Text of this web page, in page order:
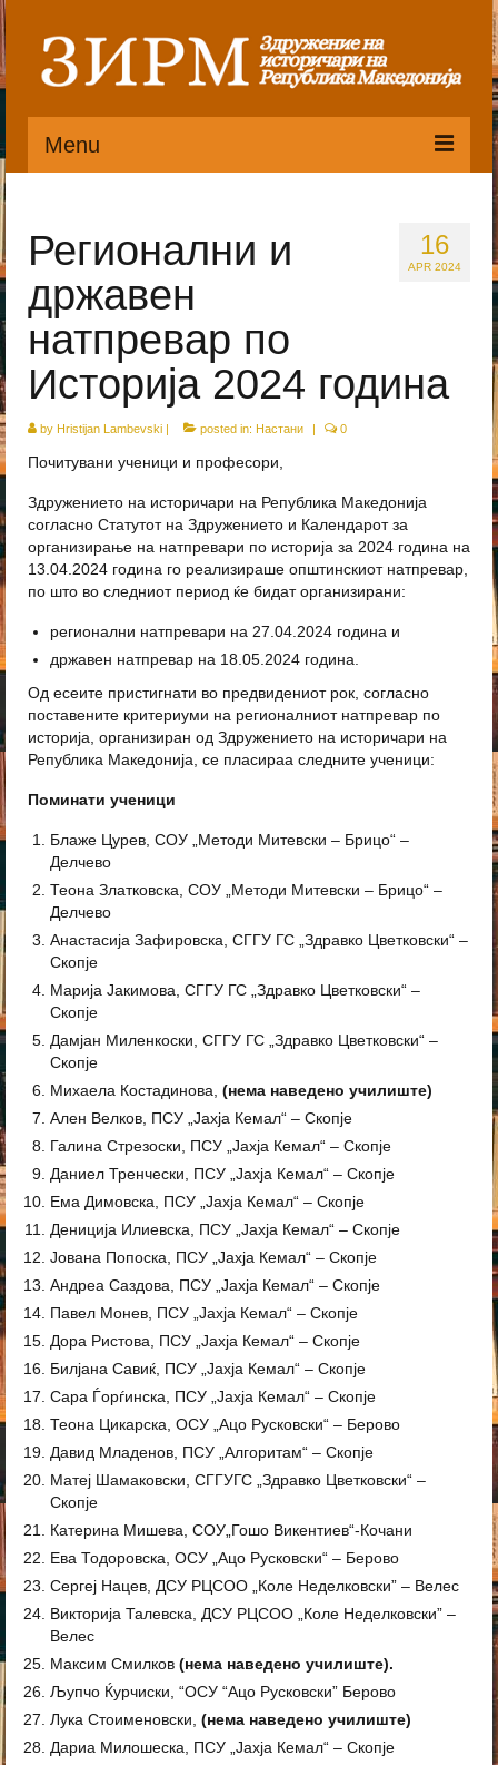
Menu
Органи
Претседателство
Статут
Публикации
Пристапница
16
APR 2024
Регионални и
државен
натпревар по
Историја 2024 година
by Hristijan Lambevski | posted in: Настани | 0
Почитувани ученици и професори,
Здружението на историчари на Република Македонија
согласно Статутот на Здружението и Календарот за
организирање на натпревари по историја за 2024 година на
13.04.2024 година го реализираше општинскиот натпревар,
по што во следниот период ќе бидат организирани:
регионални натпревари на 27.04.2024 година и
државен натпревар на 18.05.2024 година.
Од есеите пристигнати во предвидениот рок, согласно
поставените критериуми на регионалниот натпревар по
историја, организиран од Здружението на историчари на
Република Македонија, се пласираа следните ученици:
Поминати ученици
Блаже Цурев, СОУ „Методи Митевски – Брицо“ –
Делчево
Теона Златковска, СОУ „Методи Митевски – Брицо“ –
Делчево
Анастасија Зафировска, СГГУ ГС „Здравко Цветковски“ –
Скопје
Марија Јакимова, СГГУ ГС „Здравко Цветковски“ –
Скопје
Дамјан Миленкоски, СГГУ ГС „Здравко Цветковски“ –
Скопје
Михаела Костадинова, (нема наведено училиште)
Ален Велков, ПСУ „Јахја Кемал“ – Скопје
Галина Стрезоски, ПСУ „Јахја Кемал“ – Скопје
Даниел Тренчески, ПСУ „Јахја Кемал“ – Скопје
Ема Димовска, ПСУ „Јахја Кемал“ – Скопје
Дениција Илиевска, ПСУ „Јахја Кемал“ – Скопје
Јована Попоска, ПСУ „Јахја Кемал“ – Скопје
Андреа Саздова, ПСУ „Јахја Кемал“ – Скопје
Павел Монев, ПСУ „Јахја Кемал“ – Скопје
Дора Ристова, ПСУ „Јахја Кемал“ – Скопје
Билјана Савиќ, ПСУ „Јахја Кемал“ – Скопје
Сара Ѓорѓинска, ПСУ „Јахја Кемал“ – Скопје
Теона Цикарска, ОСУ „Ацо Русковски“ – Берово
Давид Младенов, ПСУ „Алгоритам“ – Скопје
Матеј Шамаковски, СГГУГС „Здравко Цветковски“ –
Скопје
Катерина Мишева, СОУ„Гошо Викентиев“-Кочани
Ева Тодоровска, ОСУ „Ацо Русковски“ – Берово
Сергеј Нацев, ДСУ РЦСОО „Коле Неделковски” – Велес
Викторија Талевска, ДСУ РЦСОО „Коле Неделковски” –
Велес
Максим Смилков (нема наведено училиште).
Љупчо Ќурчиски, “ОСУ “Ацо Русковски” Берово
Лука Стоименовски, (нема наведено училиште)
Дариа Милошеска, ПСУ „Јахја Кемал“ – Скопје